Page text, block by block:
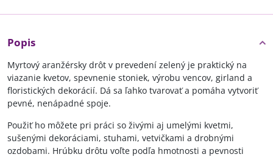
Popis
Myrtový aranžérsky drôt v prevedení zelený je praktický na
viazanie kvetov, spevnenie stoniek, výrobu vencov, girland a
floristických dekorácií. Dá sa ľahko tvarovať a pomáha vytvoriť
pevné, nenápadné spoje.
Použiť ho môžete pri práci so živými aj umelými kvetmi,
sušenými dekoráciami, stuhami, vetvičkami a drobnými
ozdobami. Hrúbku drôtu voľte podľa hmotnosti a pevnosti